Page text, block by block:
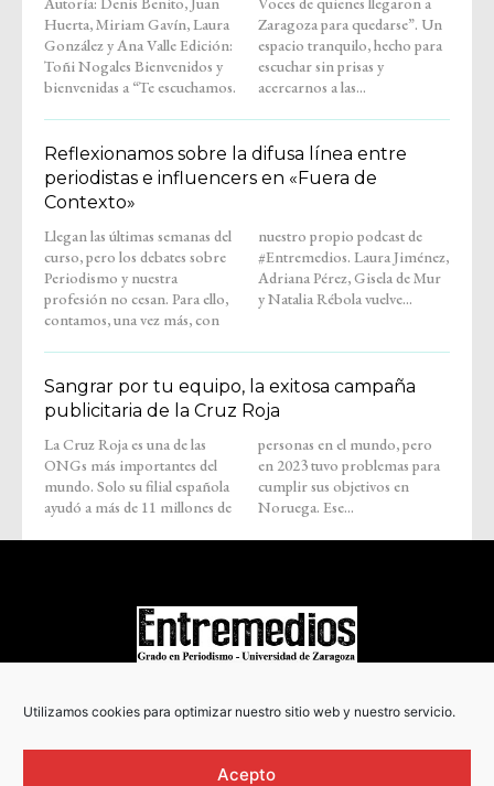
Utilizamos cookies para optimizar nuestro sitio web y nuestro servicio.
Acepto
Huerta, Miriam Gavín, Laura
González y Ana Valle Edición:
Toñi Nogales Bienvenidos y
bienvenidas a “Te escuchamos.
Zaragoza para quedarse”. Un
espacio tranquilo, hecho para
escuchar sin prisas y
acercarnos a las...
Reflexionamos sobre la difusa línea entre
periodistas e influencers en «Fuera de
Contexto»
Llegan las últimas semanas del
curso, pero los debates sobre
Periodismo y nuestra
profesión no cesan. Para ello,
contamos, una vez más, con
nuestro propio podcast de
#Entremedios. Laura Jiménez,
Adriana Pérez, Gisela de Mur
y Natalia Rébola vuelve...
Sangrar por tu equipo, la exitosa campaña
publicitaria de la Cruz Roja
La Cruz Roja es una de las
ONGs más importantes del
mundo. Solo su filial española
ayudó a más de 11 millones de
personas en el mundo, pero
en 2023 tuvo problemas para
cumplir sus objetivos en
Noruega. Ese...